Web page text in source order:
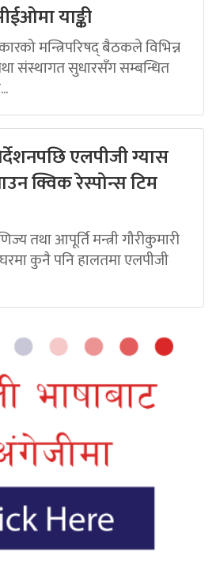
याङ्की
मन्त्रिपरिषद् बैठकले विभिन्न
संस्थागत सुधारसँग सम्बन्धित
एलपीजी ग्यास
क्विक रेस्पोन्स टिम
तथा आपूर्ति मन्त्री गौरीकुमारी
कुनै पनि हालतमा एलपीजी